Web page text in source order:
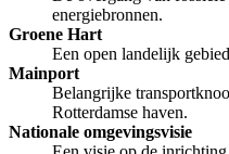
energiebronnen.
Groene Hart
Een open landelijk
Mainport
Belangrijke
Rotterdamse haven.
Nationale omgevingsvisie